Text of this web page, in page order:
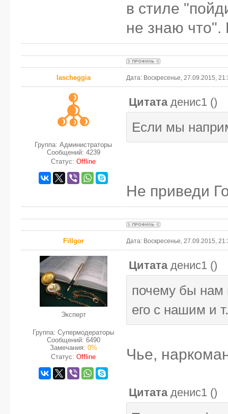
в стиле
не знаю что".
lascheggia Дата: Воскресенье, 27.09.2015,
Группа: Администраторы
Сообщений: 4239
Статус: Offline
Цитата денис1 ()
Если мы
Не приведи
FilIgor Дата: Воскресенье, 27.09.2015,
Эксперт
Группа: Супермодераторы
Сообщений: 6490
Замечания: 0%
Статус: Offline
Цитата денис1 ()
почему бы нам
его с нашим и
Чье,
Цитата денис1 ()